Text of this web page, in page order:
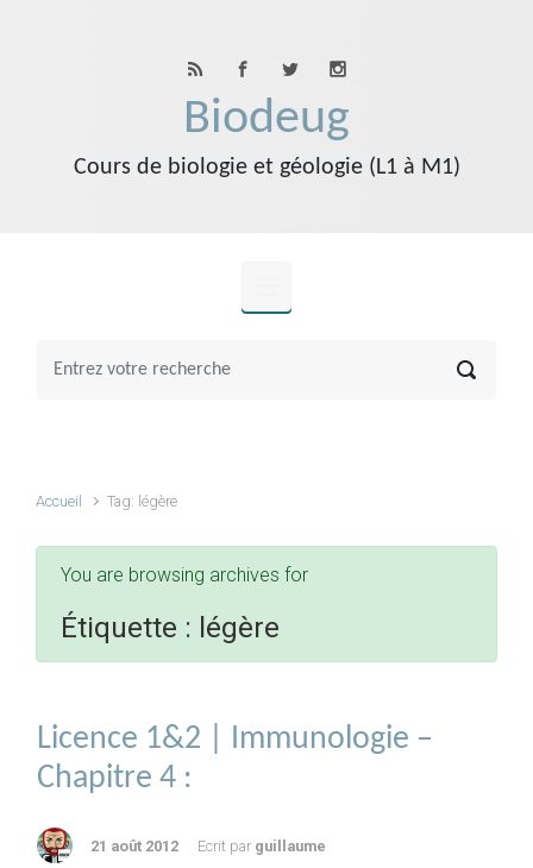
Biodeug
Cours de biologie et géologie (L1 à M1)
Accueil Tag: légère
You are browsing archives for
Étiquette : légère
Licence 1&2 | Immunologie –
Chapitre 4 :
21 août 2012 Ecrit par guillaume